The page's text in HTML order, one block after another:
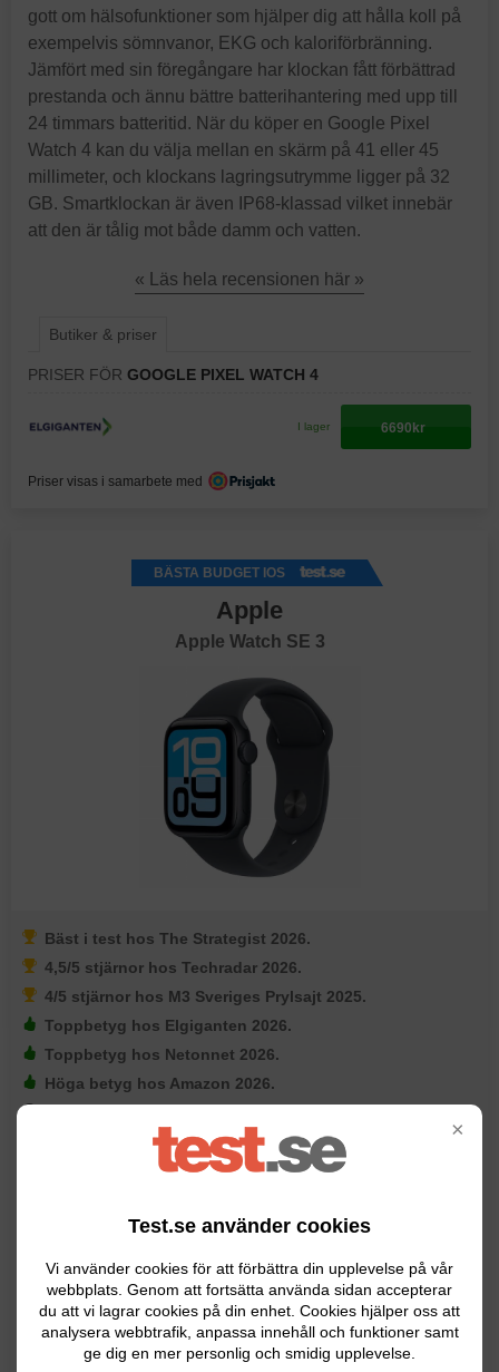
×
Test.se använder cookies
Vi använder cookies för att förbättra din upplevelse på vår
webbplats. Genom att fortsätta använda sidan accepterar
du att vi lagrar cookies på din enhet. Cookies hjälper oss att
analysera webbtrafik, anpassa innehåll och funktioner samt
ge dig en mer personlig och smidig upplevelse.
gott om hälsofunktioner som hjälper dig att hålla koll på
exempelvis sömnvanor, EKG och kaloriförbränning.
Jämfört med sin föregångare har klockan fått förbättrad
prestanda och ännu bättre batterihantering med upp till
24 timmars batteritid. När du köper en Google Pixel
Watch 4 kan du välja mellan en skärm på 41 eller 45
millimeter, och klockans lagringsutrymme ligger på 32
GB. Smartklockan är även IP68-klassad vilket innebär
att den är tålig mot både damm och vatten.
« Läs hela recensionen här »
Butiker & priser
PRISER FÖR GOOGLE PIXEL WATCH 4
I lager 6690kr
Priser visas i samarbete med
BÄSTA BUDGET IOS
Apple
Apple Watch SE 3
Bäst i test hos The Strategist 2026.
4,5/5 stjärnor hos Techradar 2026.
4/5 stjärnor hos M3 Sveriges Prylsajt 2025.
Toppbetyg hos Elgiganten 2026.
Toppbetyg hos Netonnet 2026.
Höga betyg hos Amazon 2026.
Batteritid: Upp till 18 timmar.
Operativsystem: Apple WatchOS 11.
Kraschdetektor och falldetektor.
Trådlös laddning.
Optisk pulsmätare.
Vattentålig ner till 50 meter.